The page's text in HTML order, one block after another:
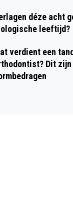
déze acht
leeftijd?
verdient een
Dit